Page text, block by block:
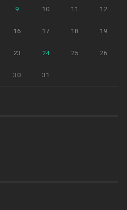
9 10 11 12
16 17 18 19
23 24 25 26
30 31